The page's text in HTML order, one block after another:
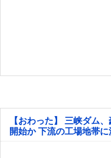
【おわった】 三峡ダム
開始か 下流の工場地帯